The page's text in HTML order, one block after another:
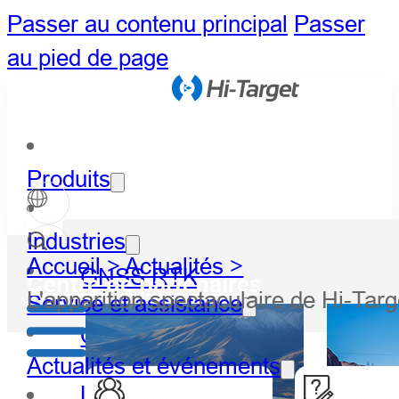
Passer au contenu principal Passer
au pied de page
Produits
GNSS RTK
Optique
Industries
Service et assistance
Actualités et événements
Centre de partenaires
Accueil >Actualités >
L'apparition spectaculaire de Hi-